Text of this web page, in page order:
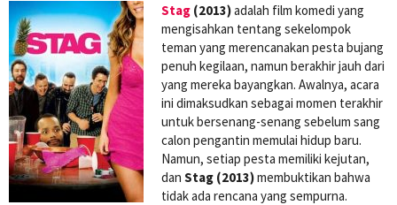
Stag (2013)adalah film komedi yang
mengisahkan tentang sekelompok
teman yang merencanakan pesta bujang
penuh kegilaan, namun berakhir jauh dari
yang mereka bayangkan. Awalnya, acara
ini dimaksudkan sebagai momen terakhir
untuk bersenang-senang sebelum sang
calon pengantin memulai hidup baru.
Namun, setiap pesta memiliki kejutan,
dan Stag (2013)membuktikan bahwa
tidak ada rencana yang sempurna.